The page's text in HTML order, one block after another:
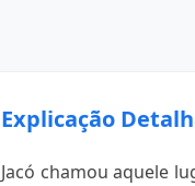
Explicação
Jacó chamou aquele